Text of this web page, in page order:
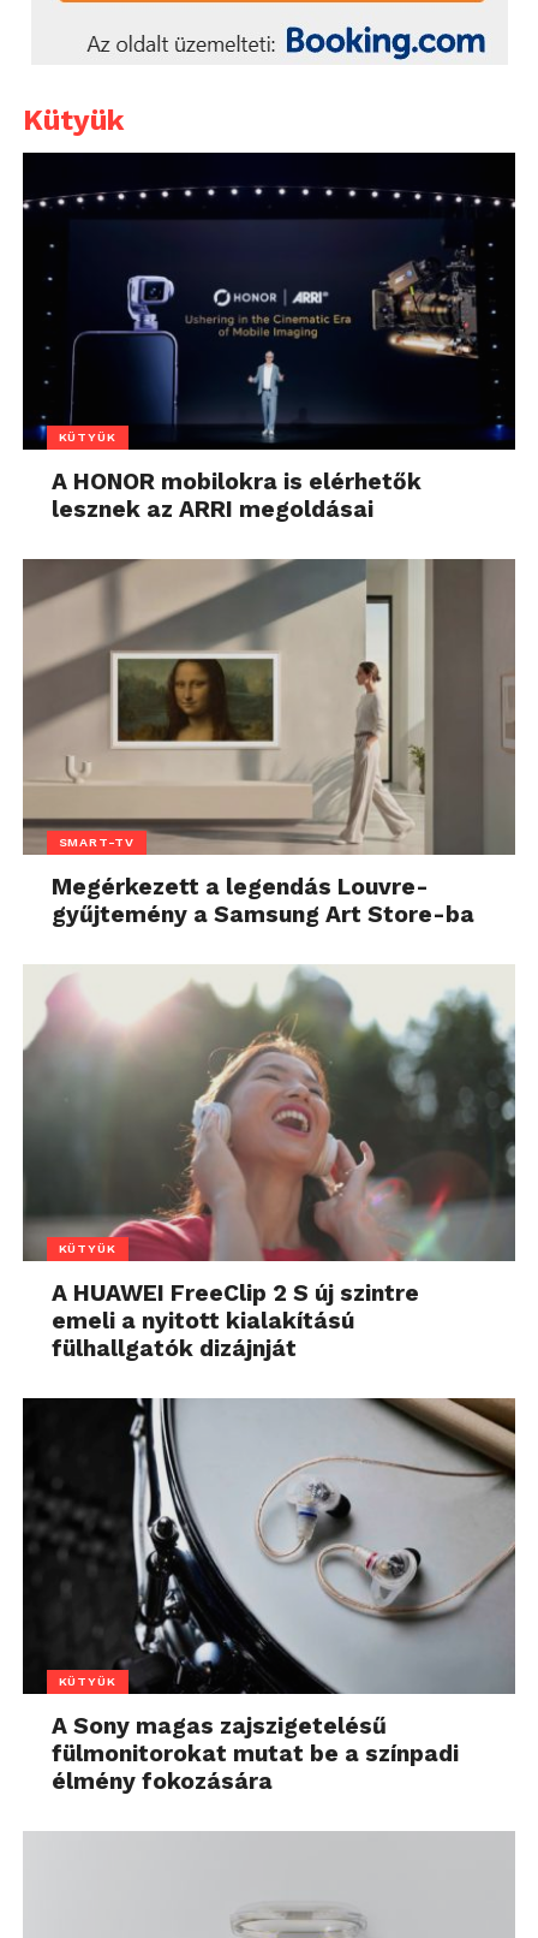
Kütyük
KÜTYÜK
A HONOR mobilokra is elérhetők
lesznek az ARRI megoldásai
SMART-TV
Megérkezett a legendás Louvre-
gyűjtemény a Samsung Art Store-ba
KÜTYÜK
A HUAWEI FreeClip 2 S új szintre
emeli a nyitott kialakítású
fülhallgatók dizájnját
KÜTYÜK
A Sony magas zajszigetelésű
fülmonitorokat mutat be a színpadi
élmény fokozására